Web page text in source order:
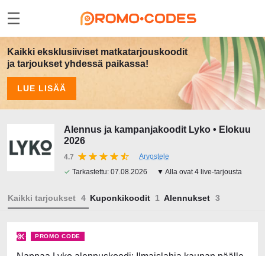
Kaikki eksklusiiviset matkatarjouskoodit
ja tarjoukset yhdessä paikassa!
LUE LISÄÄ
Alennus ja kampanjakoodit Lyko • Elokuu
2026
4.7
Arvostele
✓ Tarkastettu: 07.08.2026 ▼ Alla ovat 4 live-tarjousta
Kaikki tarjoukset Kuponkikoodit Alennukset
PROMO CODE